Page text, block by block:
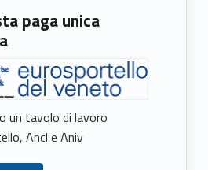
paga unica
un tavolo di lavoro
Ancl e Aniv